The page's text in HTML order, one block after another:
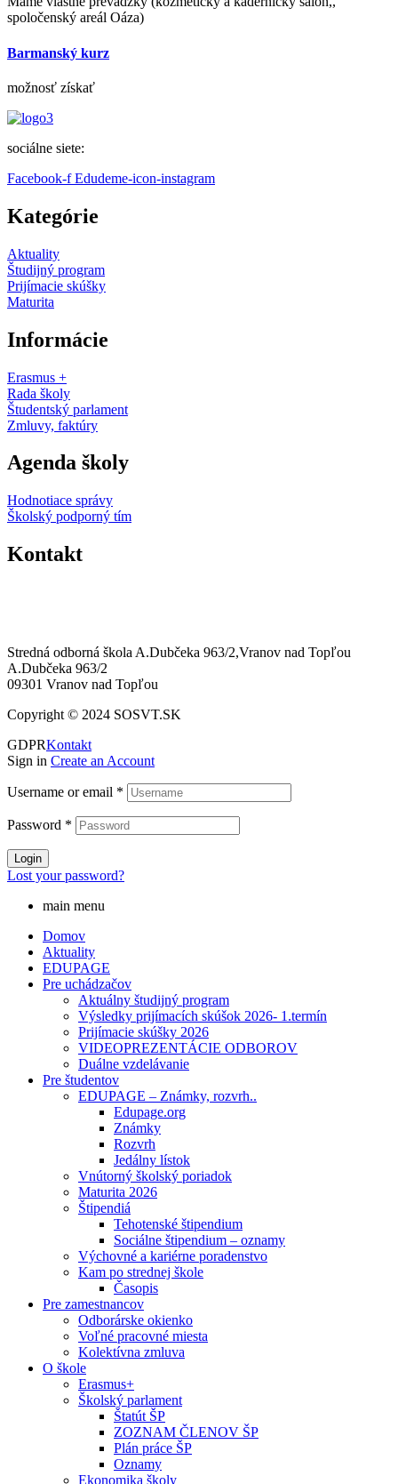
spoločenský areál Oáza)
Barmanský kurz
možnosť získať
sociálne siete:
Facebook-f Edudeme-icon-instagram
Kategórie
Aktuality
Študijný program
Prijímacie skúšky
Maturita
Informácie
Erasmus +
Rada školy
Študentský parlament
Zmluvy, faktúry
Agenda školy
Hodnotiace správy
Školský podporný tím
Kontakt
Stredná odborná škola A.Dubčeka 963/2,Vranov nad Topľou
A.Dubčeka 963/2
09301 Vranov nad Topľou
Copyright © 2024 SOSVT.SK
GDPRKontakt
Sign in Create an Account
Username or email *
Password *
Login
Lost your password?
main menu
Domov
Aktuality
EDUPAGE
Pre uchádzačov
Aktuálny študijný program
Výsledky prijímacích skúšok 2026- 1.termín
Prijímacie skúšky 2026
VIDEOPREZENTÁCIE ODBOROV
Duálne vzdelávanie
Pre študentov
EDUPAGE – Známky, rozvrh..
Edupage.org
Známky
Rozvrh
Jedálny lístok
Vnútorný školský poriadok
Maturita 2026
Štipendiá
Tehotenské štipendium
Sociálne štipendium – oznamy
Výchovné a kariérne poradenstvo
Kam po strednej škole
Časopis
Pre zamestnancov
Odborárske okienko
Voľné pracovné miesta
Kolektívna zmluva
O škole
Erasmus+
Školský parlament
Štatút ŠP
ZOZNAM ČLENOV ŠP
Plán práce ŠP
Oznamy
Ekonomika školy